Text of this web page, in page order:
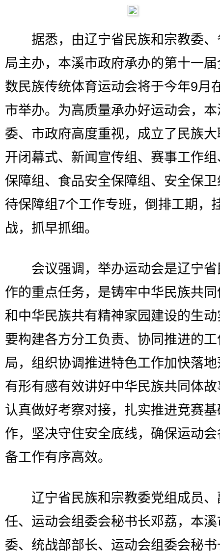
据悉，由辽宁省民族和宗教委、
局主办，本溪市政府承办的第十一
数民族传统体育运动会将于今年9月
市举办。为高质量承办好运动会，
委、市政府高度重视，成立了民族
开闭幕式、新闻宣传组、赛事工作
保障组、食品安全保障组、安全保
待保障组7个工作专班，倒排工期，
战，抓早抓细。
会议强调，举办运动会是辽宁省
作的重点任务，是铸牢中华民族共
和中华民族共有精神家园建设的生
要构建各方分工负责、协同推进的
局，组织协调推进特色工作加快落
有形有感有效讲好中华民族共同体
认真做好考察对接，扎实推进竞赛
作，坚决守住安全底线，确保运动
备工作有序高效。
辽宁省民族和宗教委党组成员、
任、运动会组委会秘书长邓荔，本
委、统战部部长、运动会组委会秘